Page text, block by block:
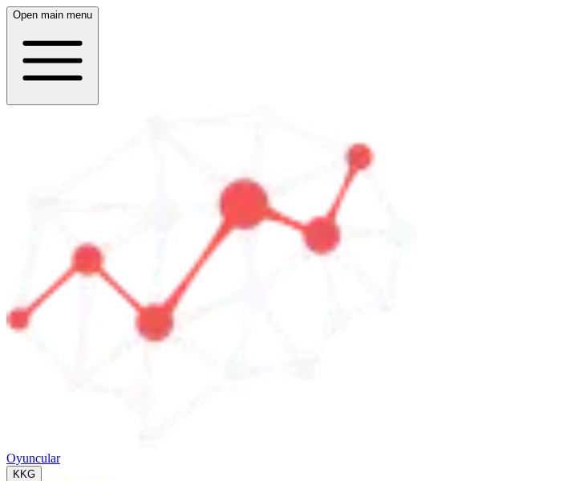
Open main menu
Oyuncular
KKG